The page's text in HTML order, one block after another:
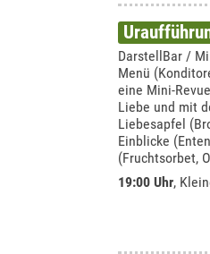
DarstellBar /
Menü
eine Mini-
Liebe und mit
Liebesapfel
Einblicke
(Fruchtsorbet,
19:00 Uhr,